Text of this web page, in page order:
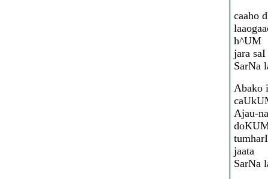
caaho
h^UM
jara
SarNa
Abako
Ajau-
jaata
SarNa